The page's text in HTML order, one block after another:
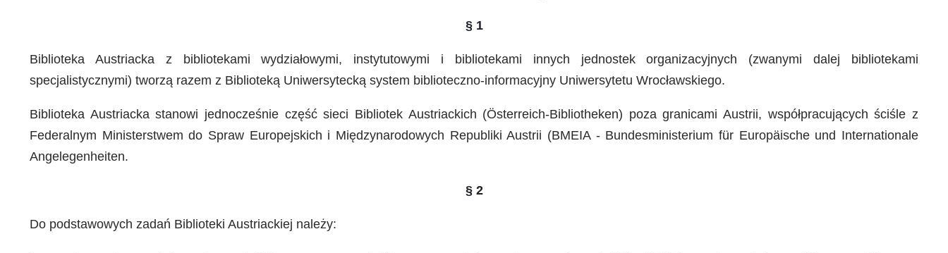
§ 1
Biblioteka Austriacka z bibliotekami wydziałowymi, instytutowymi i bibliotekami innych jednostek organizacyjnych (zwanymi dalej bibliotekami
specjalistycznymi) tworzą razem z Biblioteką Uniwersytecką system biblioteczno-informacyjny Uniwersytetu Wrocławskiego.
Biblioteka Austriacka stanowi jednocześnie część sieci Bibliotek Austriackich (Österreich-Bibliotheken) poza granicami Austrii, współpracujących ściśle z
Federalnym Ministerstwem do Spraw Europejskich i Międzynarodowych Republiki Austrii (BMEIA - Bundesministerium für Europäische und Internationale
Angelegenheiten.
§ 2
Do podstawowych zadań Biblioteki Austriackiej należy: